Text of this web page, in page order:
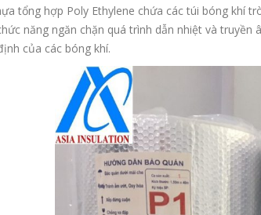
tổng hợp Poly Ethylene chứa các túi bóng khí
năng ngăn chặn quá trình dẫn nhiệt và
của các bóng khí.